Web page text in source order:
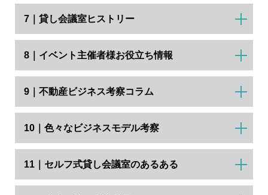
7｜貸し会議室ヒストリー
8｜イベント主催者様お役立ち情報
9｜不動産ビジネス考察コラム
10｜色々なビジネスモデル考察
11｜セルフ式貸し会議室のあるある